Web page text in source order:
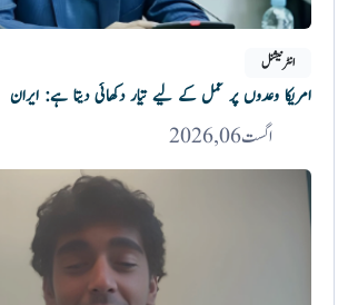
انٹرنیشنل
امریکا وعدوں پر عمل کے لیے تیار دکھائی دیتا ہے: ایران
اگست 06, 2026